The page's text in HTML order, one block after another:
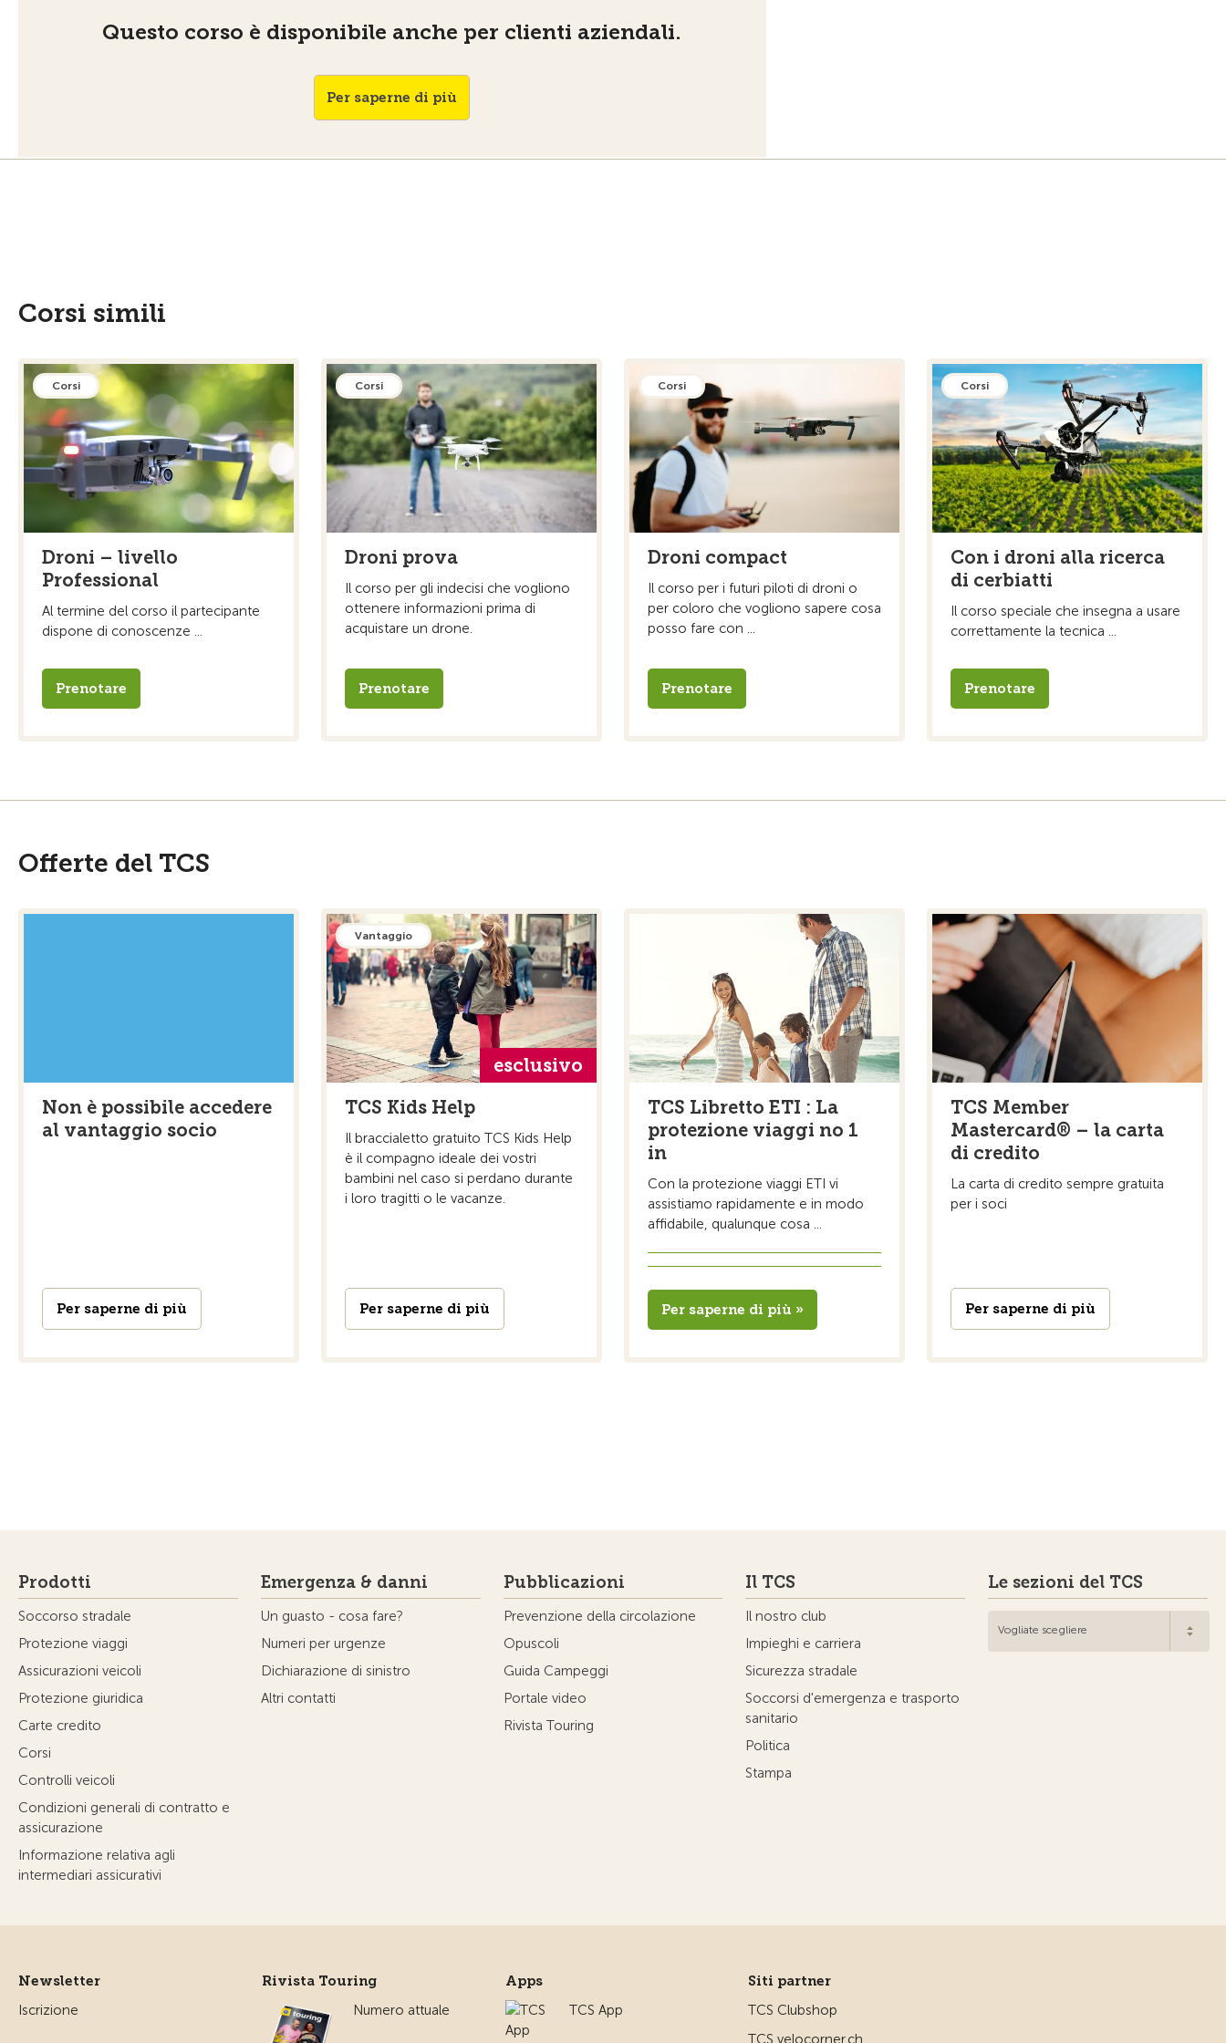
Questo corso è disponibile anche per clienti aziendali.
Per saperne di più
Corsi simili
Corsi
Droni – livello
Professional
Al termine del corso il partecipante
dispone di conoscenze ...
Prenotare
Corsi
Droni prova
Il corso per gli indecisi che vogliono
ottenere informazioni prima di
acquistare un drone.
Prenotare
Corsi
Droni compact
Il corso per i futuri piloti di droni o
per coloro che vogliono sapere cosa
posso fare con ...
Prenotare
Corsi
Con i droni alla ricerca
di cerbiatti
Il corso speciale che insegna a usare
correttamente la tecnica ...
Prenotare
Offerte del TCS
Non è possibile accedere
al vantaggio socio
Per saperne di più
Vantaggio
esclusivo
TCS Kids Help
Il braccialetto gratuito TCS Kids Help
è il compagno ideale dei vostri
bambini nel caso si perdano durante
i loro tragitti o le vacanze.
Per saperne di più
TCS Libretto ETI : La
protezione viaggi no 1
in
Con la protezione viaggi ETI vi
assistiamo rapidamente e in modo
affidabile, qualunque cosa ...
Per saperne di più »
TCS Member
Mastercard® – la carta
di credito
La carta di credito sempre gratuita
per i soci
Per saperne di più
Prodotti
Soccorso stradale
Protezione viaggi
Assicurazioni veicoli
Protezione giuridica
Carte credito
Corsi
Controlli veicoli
Condizioni generali di contratto e
assicurazione
Informazione relativa agli
intermediari assicurativi
Emergenza & danni
Un guasto - cosa fare?
Numeri per urgenze
Dichiarazione di sinistro
Altri contatti
Pubblicazioni
Prevenzione della circolazione
Opuscoli
Guida Campeggi
Portale video
Rivista Touring
Il TCS
Il nostro club
Impieghi e carriera
Sicurezza stradale
Soccorsi d'emergenza e trasporto
sanitario
Politica
Stampa
Le sezioni del TCS
Vogliate scegliere
Newsletter
Iscrizione
Rivista Touring
Numero attuale
Apps
TCS App
Siti partner
TCS Clubshop
TCS velocorner.ch